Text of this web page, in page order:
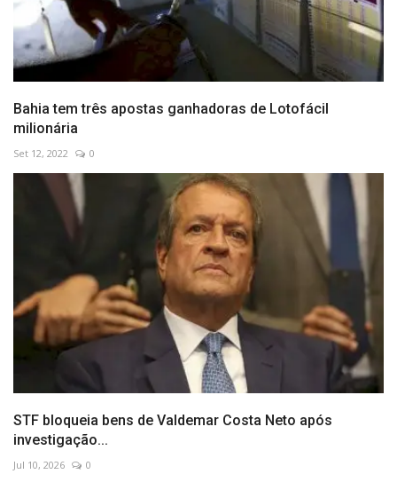
Bahia tem três apostas ganhadoras de Lotofácil
milionária
Set 12, 2022 0
STF bloqueia bens de Valdemar Costa Neto após
investigação...
Jul 10, 2026 0